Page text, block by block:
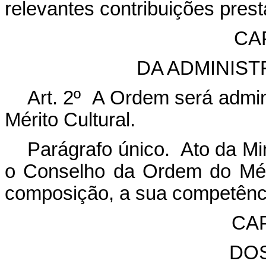
relevantes contribuições
DA
Art. 2º A Ordem será
Mérito Cultural.
Parágrafo único. Ato da
o Conselho da Ordem do
composição, a sua